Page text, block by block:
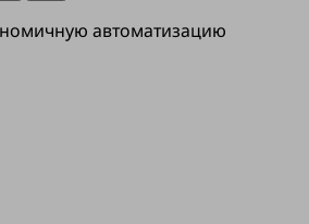
автоматизацию